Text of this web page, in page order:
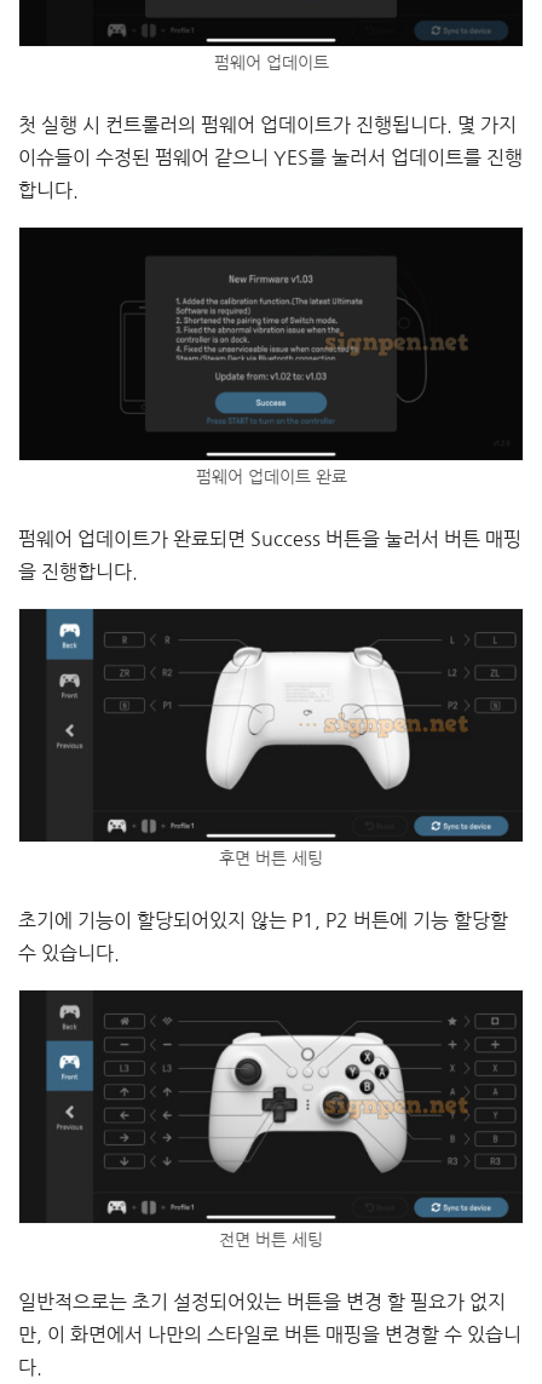
펌웨어 업데이트
첫 실행 시 컨트롤러의 펌웨어 업데이트가 진행됩니다. 몇 가지
이슈들이 수정된 펌웨어 같으니 YES를 눌러서 업데이트를 진행
합니다.
펌웨어 업데이트 완료
펌웨어 업데이트가 완료되면 Success 버튼을 눌러서 버튼 매핑
을 진행합니다.
후면 버튼 세팅
초기에 기능이 할당되어있지 않는 P1, P2 버튼에 기능 할당할
수 있습니다.
전면 버튼 세팅
일반적으로는 초기 설정되어있는 버튼을 변경 할 필요가 없지
만, 이 화면에서 나만의 스타일로 버튼 매핑을 변경할 수 있습니
다.